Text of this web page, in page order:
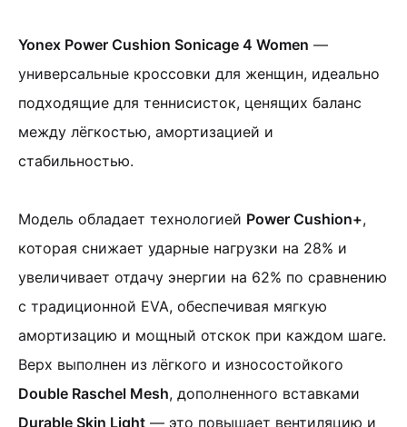
Yonex Power Cushion Sonicage 4 Women —
универсальные кроссовки для женщин, идеально
подходящие для теннисисток, ценящих баланс
между лёгкостью, амортизацией и
стабильностью.
Модель обладает технологией Power Cushion+,
которая снижает ударные нагрузки на 28% и
увеличивает отдачу энергии на 62% по сравнению
с традиционной EVA, обеспечивая мягкую
амортизацию и мощный отскок при каждом шаге.
Верх выполнен из лёгкого и износостойкого
Double Raschel Mesh, дополненного вставками
Durable Skin Light — это повышает вентиляцию и